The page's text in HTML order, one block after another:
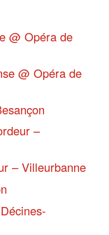
@ Opéra de
@ Opéra de
–
– Villeurbanne